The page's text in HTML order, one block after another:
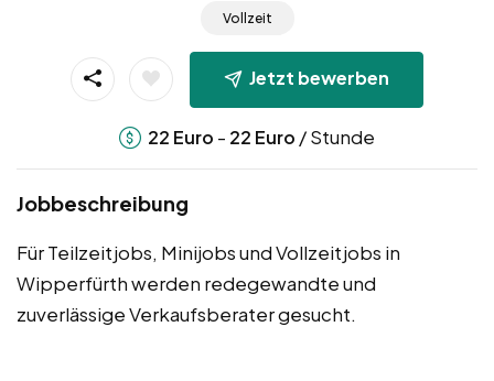
Vollzeit
Jetzt bewerben
22 Euro - 22 Euro / Stunde
Jobbeschreibung
Für Teilzeitjobs, Minijobs und Vollzeitjobs in
Wipperfürth werden redegewandte und
zuverlässige Verkaufsberater gesucht.